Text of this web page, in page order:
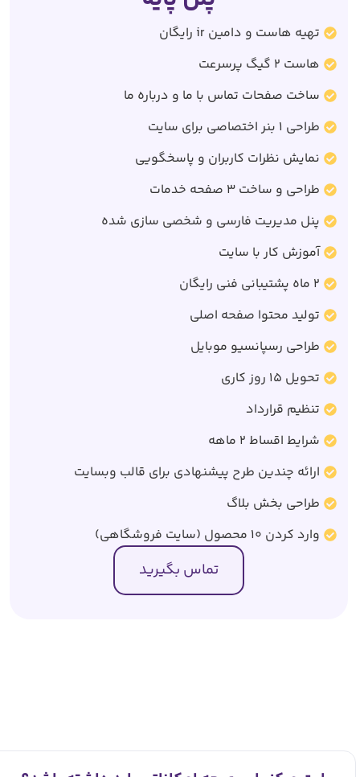
تهیه هاست و دامین ir رایگان
هاست 2 گیگ پرسرعت
ساخت صفحات تماس با ما و درباره ما
طراحی 1 بنر اختصاصی برای سایت
نمایش نظرات کاربران و پاسخگویی
طراحی و ساخت 3 صفحه خدمات
پنل مدیریت فارسی و شخصی سازی شده
آموزش کار با سایت
2 ماه پشتیبانی فنی رایگان
تولید محتوا صفحه اصلی
طراحی رسپانسیو موبایل
تحویل 15 روز کاری
تنظیم قرارداد
شرایط اقساط 2 ماهه
ارائه چندین طرح پیشنهادی برای قالب وبسایت
طراحی بخش بلاگ
وارد کردن 10 محصول (سایت فروشگاهی)
تماس بگیرید